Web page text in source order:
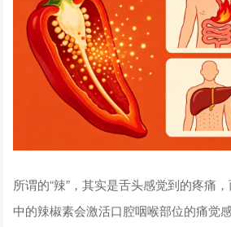
所谓的“辣”，其实是舌头感觉到的疼痛
中的辣椒素会激活口腔咽喉部位的痛觉